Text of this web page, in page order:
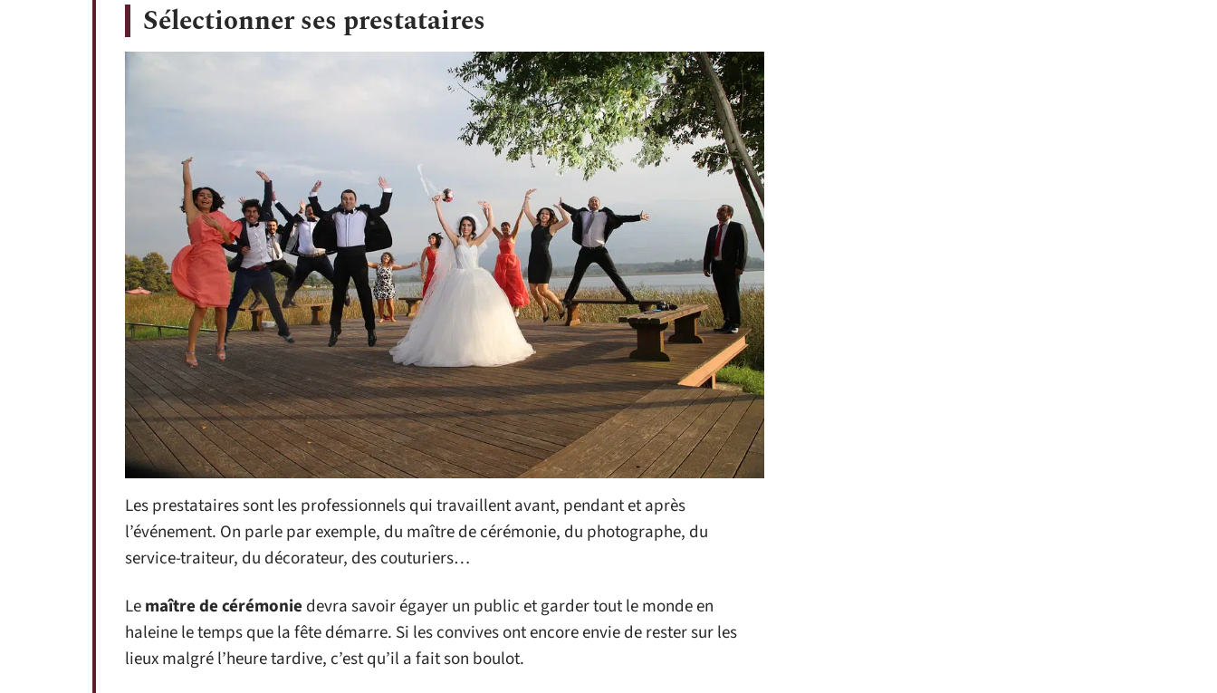
Sélectionner ses prestataires
Les prestataires sont les professionnels qui travaillent avant, pendant et après
l’événement. On parle par exemple, du maître de cérémonie, du photographe, du
service-traiteur, du décorateur, des couturiers…
Lemaître de cérémonie devra savoir égayer un public et garder tout le monde en
haleine le temps que la fête démarre. Si les convives ont encore envie de rester sur les
lieux malgré l’heure tardive, c’est qu’il a fait son boulot.